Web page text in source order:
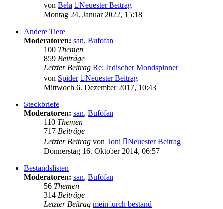
von Bela
Neuester Beitrag
Montag 24. Januar 2022, 15:18
Andere Tiere
Moderatoren: san, Bufofan
100 Themen
859 Beiträge
Letzter Beitrag Re: Indischer Mondspinner
von Spider
Neuester Beitrag
Mittwoch 6. Dezember 2017, 10:43
Steckbriefe
Moderatoren: san, Bufofan
110 Themen
717 Beiträge
Letzter Beitrag von Toni
Neuester Beitrag
Donnerstag 16. Oktober 2014, 06:57
Bestandslisten
Moderatoren: san, Bufofan
56 Themen
314 Beiträge
Letzter Beitrag mein lurch bestand